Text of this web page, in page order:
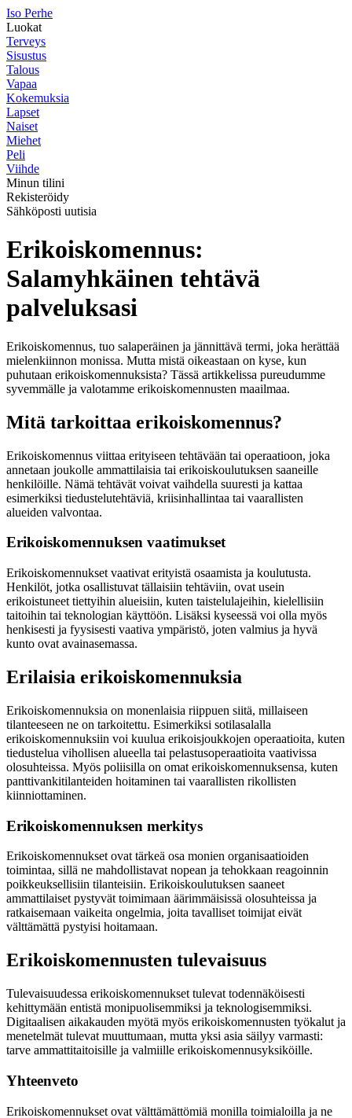
Iso Perhe
Luokat
Terveys
Sisustus
Talous
Vapaa
Kokemuksia
Lapset
Naiset
Miehet
Peli
Viihde
Minun tilini
Rekisteröidy
Sähköposti uutisia
Erikoiskomennus:
Salamyhkäinen tehtävä
palveluksasi
Erikoiskomennus, tuo salaperäinen ja jännittävä termi, joka herättää
mielenkiinnon monissa. Mutta mistä oikeastaan on kyse, kun
puhutaan erikoiskomennuksista? Tässä artikkelissa pureudumme
syvemmälle ja valotamme erikoiskomennusten maailmaa.
Mitä tarkoittaa erikoiskomennus?
Erikoiskomennus viittaa erityiseen tehtävään tai operaatioon, joka
annetaan joukolle ammattilaisia tai erikoiskoulutuksen saaneille
henkilöille. Nämä tehtävät voivat vaihdella suuresti ja kattaa
esimerkiksi tiedustelutehtäviä, kriisinhallintaa tai vaarallisten
alueiden valvontaa.
Erikoiskomennuksen vaatimukset
Erikoiskomennukset vaativat erityistä osaamista ja koulutusta.
Henkilöt, jotka osallistuvat tällaisiin tehtäviin, ovat usein
erikoistuneet tiettyihin alueisiin, kuten taistelulajeihin, kielellisiin
taitoihin tai teknologian käyttöön. Lisäksi kyseessä voi olla myös
henkisesti ja fyysisesti vaativa ympäristö, joten valmius ja hyvä
kunto ovat avainasemassa.
Erilaisia erikoiskomennuksia
Erikoiskomennuksia on monenlaisia riippuen siitä, millaiseen
tilanteeseen ne on tarkoitettu. Esimerkiksi sotilasalalla
erikoiskomennuksiin voi kuulua erikoisjoukkojen operaatioita, kuten
tiedustelua vihollisen alueella tai pelastusoperaatioita vaativissa
olosuhteissa. Myös poliisilla on omat erikoiskomennuksensa, kuten
panttivankitilanteiden hoitaminen tai vaarallisten rikollisten
kiinniottaminen.
Erikoiskomennuksen merkitys
Erikoiskomennukset ovat tärkeä osa monien organisaatioiden
toimintaa, sillä ne mahdollistavat nopean ja tehokkaan reagoinnin
poikkeuksellisiin tilanteisiin. Erikoiskoulutuksen saaneet
ammattilaiset pystyvät toimimaan äärimmäisissä olosuhteissa ja
ratkaisemaan vaikeita ongelmia, joita tavalliset toimijat eivät
välttämättä pystyisi hoitamaan.
Erikoiskomennusten tulevaisuus
Tulevaisuudessa erikoiskomennukset tulevat todennäköisesti
kehittymään entistä monipuolisemmiksi ja teknologisemmiksi.
Digitaalisen aikakauden myötä myös erikoiskomennusten työkalut ja
menetelmät tulevat muuttumaan, mutta yksi asia säilyy varmasti:
tarve ammattitaitoisille ja valmiille erikoiskomennusyksiköille.
Yhteenveto
Erikoiskomennukset ovat välttämättömiä monilla toimialoilla ja ne